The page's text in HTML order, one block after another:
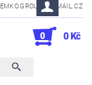
EMKO.GROUSL@EMAIL.CZ
0 0 Kč